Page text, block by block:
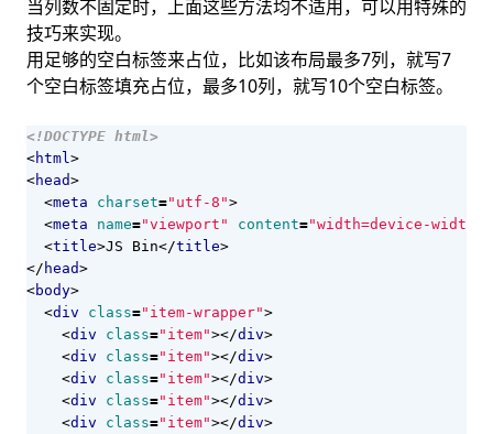
当列数不固定时，上面这些方法均不适用，可以用特殊的
技巧来实现。
用足够的空白标签来占位，比如该布局最多7列，就写7
个空白标签填充占位，最多10列，就写10个空白标签。
<!DOCTYPE html>
<html >
<head>
<meta charset="utf-8">
<meta name="viewport" content="width=device-width"
<title>JS Bin</title>
</ head>
<body>
<div class="item-wrapper">
<div class="item"></div>
<div class="item"></div>
<div class="item"></div>
<div class="item"></div>
<div class="item"></div>